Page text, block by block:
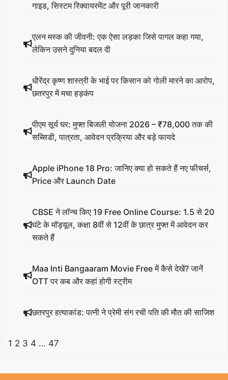
गाइड, सिस्टम रिक्वायरमेंट और पूरी जानकारी
एलन मस्क की जीवनी: एक ऐसा लड़का जिसे पागल कहा गया,
लेकिन उसने दुनिया बदल दी
धीरेंद्र कृष्ण शास्त्री के भाई पर किसान को गोली मारने का आरोप,
छतरपुर में मचा हड़कंप
पीएम सूर्य घर: मुफ्त बिजली योजना 2026 – ₹78,000 तक की
सब्सिडी, पात्रता, आवेदन प्रक्रिया और बड़े फायदे
Apple iPhone 18 Pro: जानिए क्या हो सकते हैं नए फीचर्स,
Price और Launch Date
CBSE ने लॉन्च किए 19 Free Online Course: 1.5 से 20
घंटे के मॉड्यूल, कक्षा 8वीं से 12वीं के छात्र मुफ्त में आवेदन कर
सकते हैं
Maa Inti Bangaaram Movie Free में कैसे देखें? जानें
OTT पर कब और कहां होगी स्ट्रीम
छतरपुर हत्याकांड: पत्नी ने प्रेमी संग रची पति की मौत की साजिश
1 2 3 4 … 47